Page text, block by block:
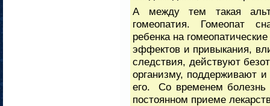
А между тем такая
гомеопатия. Гомеопат
ребенка на
эффектов и привыкания,
следствия, действуют
организму, поддерживают
его. Со временем болезнь
постоянном приеме